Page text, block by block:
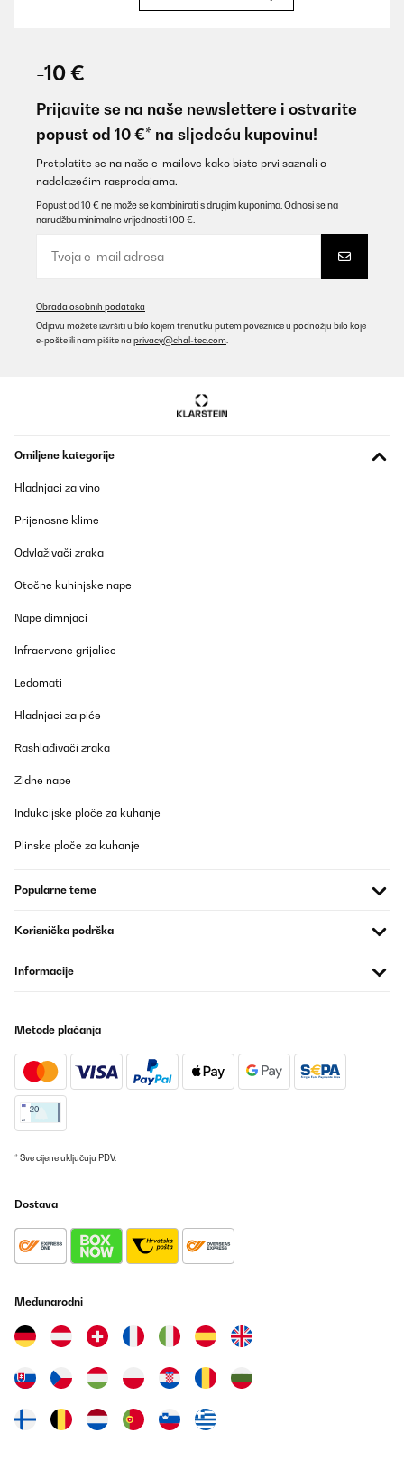
programon zsömle volt, nagyon jól sikerült. Nagyjából ismerem,
van hasonló a családban. A kelesztő program nagy segítség,
főleg pékáru és apró süti fog sülni benne. A mérete megfelelő, a
programok nagyon jók. Egyetlen apró megjegyzésem van, az
ajtón a fogantyú műanyag széle elég éles, vigyázni kell ha
megfogom, ne vágja el a kezem. Képet is tettem fel róla.
Egyébként tökéletes, remélem sokáig tudom majd használni.
Külön köszönet a futarnak, hogy vigyázott rá, amíg hozzám nem
ért.
Ajánlom mindenkinek aki pár darab zsömle vagy 2 szelet husi
Prevedi
Genial su utilidad, espero sea buena ya que diferente
electrodomésticos que he comprado no han sido tan buenos
stunden zu hause Gewesen und musste trotzdem dem von der
Beschädigung und es waren auch alle Zubehör teile vollständig
Sokoldalú, szuper készülék, gyorsan és jól készíthetőek vele az
volt valami fura kattogó hangja, de aztán ez megszűnt, és azóta
POTVRĐENI PREGLED
getan bei dieser enormen Auswahl, letztendlich habe ich mich
hierfür entschieden. Die Größe ist super,habe schon einiges
Anleitung hier beschrieben...man kann in den unterschiedlichen
Programmen die Vorgabe der Zeit und Gradzahl ändern,aber
keine eigenen Programme speichern!Finde ich persönlich aber
entsprechend der Verwendung anpaßt ...wer sich fragt, ob er im
essen möchten....ähm....nein...das Garkörbchen ist viel zu
klein,für 2 Personen okay. Es kommt darauf an...wo man seinen
von Pommes:-)...ich wollte ein multifunktionales Geräte.....und das
erfüllt dieses Gerät definitiv! Ich würde mich wieder für dieses
Amazon-Benutzer
-10 €
Prijavite se na naše newslettere i ostvarite
popust od 10 €* na sljedeću kupovinu!
Pretplatite se na naše e-mailove kako biste prvi saznali o
nadolazećim rasprodajama.
Popust od 10 € ne može se kombinirati s drugim kuponima. Odnosi se na
narudžbu minimalne vrijednosti 100 €.
Obrada osobnih podataka
Odjavu možete izvršiti u bilo kojem trenutku putem poveznice u podnožju bilo koje
e-pošte ili nam pišite na privacy@chal-tec.com
Omiljene kategorije
Hladnjaci za vino
Prijenosne klime
Odvlaživači zraka
Otočne kuhinjske nape
Nape dimnjaci
Infracrvene grijalice
Ledomati
Hladnjaci za piće
Rashlađivači zraka
Zidne nape
Indukcijske ploče za kuhanje
Plinske ploče za kuhanje
Popularne teme
Korisnička podrška
Informacije
Metode plaćanja
* Sve cijene uključuju PDV.
Dostava
Međunarodni